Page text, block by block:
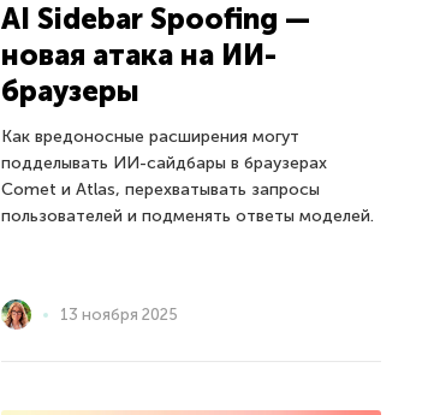
AI Sidebar Spoofing —
новая атака на ИИ-
браузеры
Как вредоносные расширения могут
подделывать ИИ-сайдбары в браузерах
Comet и Atlas, перехватывать запросы
пользователей и подменять ответы моделей.
13 ноября 2025